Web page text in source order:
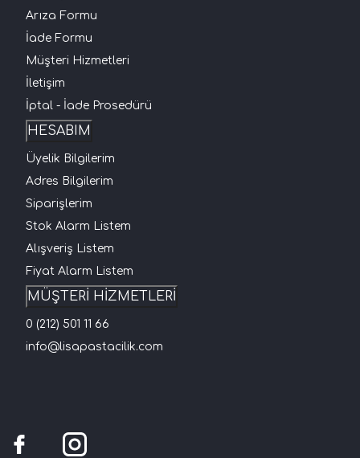
Arıza Formu
İade Formu
Müşteri Hizmetleri
İletişim
İptal - İade Prosedürü
HESABIM
Üyelik Bilgilerim
Adres Bilgilerim
Siparişlerim
Stok Alarm Listem
Alışveriş Listem
Fiyat Alarm Listem
MÜŞTERİ HİZMETLERİ
0 (212) 501 11 66
info@lisapastacilik.com